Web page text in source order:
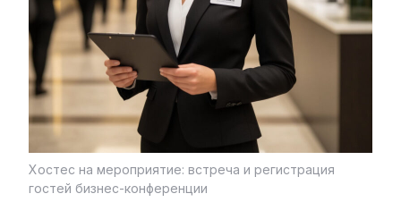
Хостес на мероприятие: встреча и регистрация
гостей бизнес-конференции